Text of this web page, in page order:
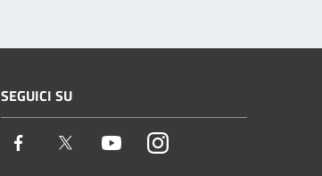
SEGUICI SU
Facebook Twitter YoutubeInstagram